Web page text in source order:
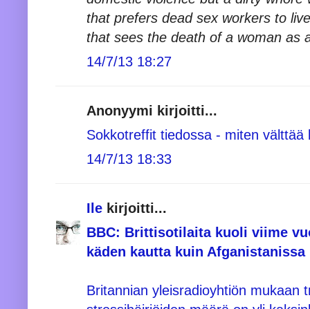
that prefers dead sex workers to
that sees the death of a woman as
14/7/13 18:27
Anonyymi kirjoitti...
Sokkotreffit tiedossa - miten välttää
14/7/13 18:33
Ile kirjoitti...
BBC: Brittisotilaita kuoli viime
käden kautta kuin Afganistanissa
Britannian yleisradioyhtiön mukaan